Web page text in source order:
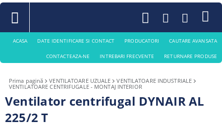
ACASA DATE IDENTIFICARE SI CONTACT PRODUCATORI CAUTARE AVANSATA
CONTACTEAZA-NE INTREBARI FRECVENTE RETURNARE PRODUSE
Prima pagină VENTILATOARE UZUALE
VENTILATOARE INDUSTRIALE
VENTILATOARE CENTRIFUGALE - MONTAJ INTERIOR
Ventilator centrifugal DYNAIR AL
225/2 T